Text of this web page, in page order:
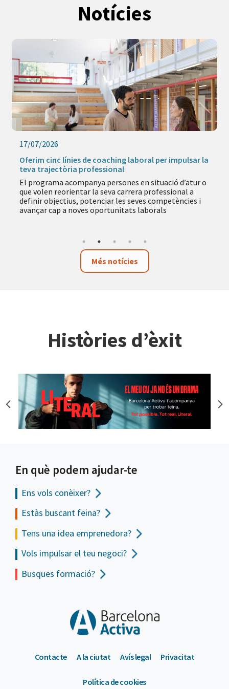
Notícies
17/07/2026
Oferim cinc línies de coaching laboral per impulsar la
teva trajectòria professional
El programa acompanya persones en situació d’atur o
que volen reorientar la seva carrera professional a
definir objectius, potenciar les seves competències i
avançar cap a noves oportunitats laborals
Més notícies
Històries d’èxit
En què podem ajudar-te
Ens vols conèixer?
Estàs buscant feina?
Tens una idea emprenedora?
Vols impulsar el teu negoci?
Busques formació?
Contacte A la ciutat Avís legal Privacitat
Política de cookies